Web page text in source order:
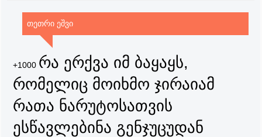
თეთრი ეშვი
+1000 რა ერქვა იმ ბაყაყს,
რომელიც მოიხმო ჯირაიამ
რათა ნარუტოსათვის
ესწავლებინა გენჯუცუდან